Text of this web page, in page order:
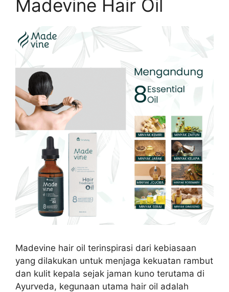
Madevine Hair Oil
Madevine hair oil terinspirasi dari kebiasaan
yang dilakukan untuk menjaga kekuatan rambut
dan kulit kepala sejak jaman kuno terutama di
Ayurveda, kegunaan utama hair oil adalah